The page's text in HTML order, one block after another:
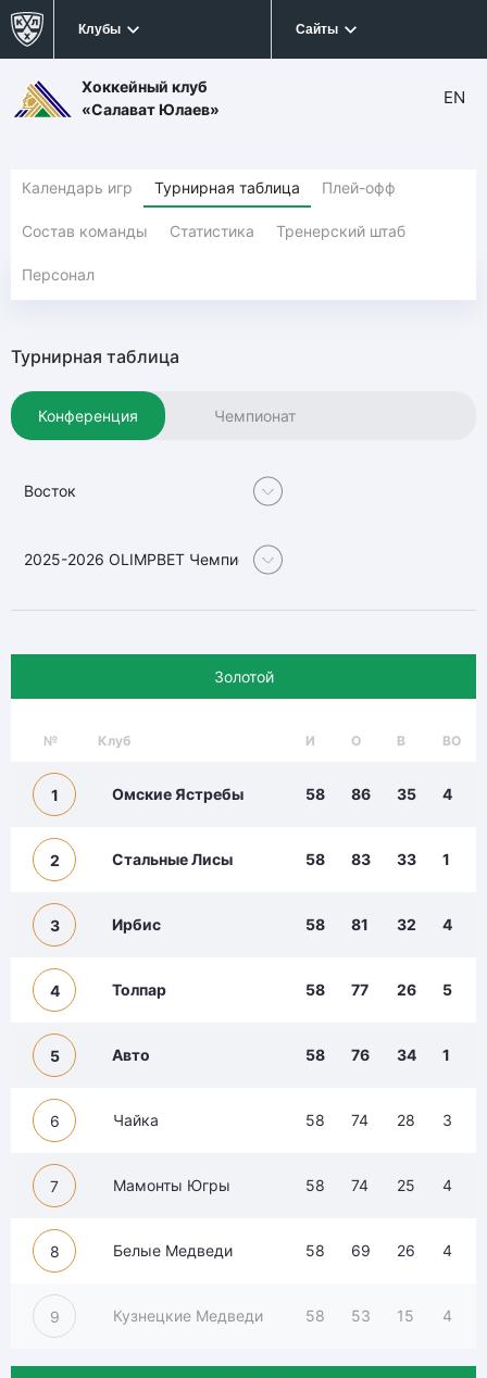
Клубы Сайты
Хоккейный клуб
«Салават Юлаев»
EN
Календарь игр Турнирная таблица Плей-офф
Состав команды Статистика Тренерский штаб
Персонал
Турнирная таблица
Конференция Чемпионат
Восток
2025-2026 OLIMPBET Чемпионат Молодежной хоккейной
Золотой
№ Клуб И О В ВО
1 Омские Ястребы 58 86 35 4
2 Стальные Лисы 58 83 33 1
3 Ирбис 58 81 32 4
4 Толпар 58 77 26 5
5 Авто 58 76 34 1
6 Чайка 58 74 28 3
7 Мамонты Югры 58 74 25 4
8 Белые Медведи 58 69 26 4
9 Кузнецкие Медведи 58 53 15 4